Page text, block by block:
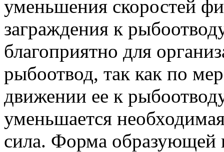
уменьшения скоростей
заграждения к
благоприятно для
рыбоотвод, так как по
движении ее к
уменьшается
сила. Форма образующей